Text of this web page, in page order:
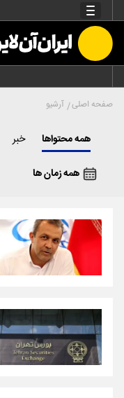
صفحه اصلی آرشیو
همه محتواها خبر
همه زمان ها